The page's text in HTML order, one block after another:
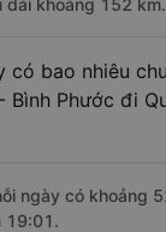
dài khoảng 152 km.
có bao nhiêu
Bình Phước đi
ngày có khoảng
19:01.